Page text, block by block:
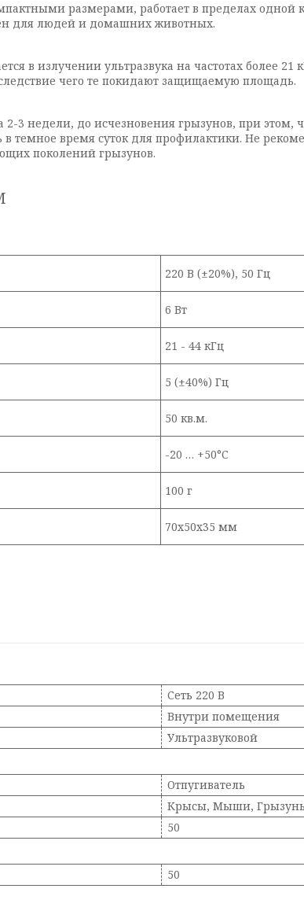
размерами, работает в пределах одной
для людей и домашних животных.
в излучении ультразвука на частотах более
чего те покидают защищаемую площадь.
3 недели, до исчезновения грызунов, при
темное время суток для профилактики. Не
поколений грызунов.
220 В (±20%), 50 Гц
6 Вт
21 - 44 кГц
5 (±40%) Гц
50 кв.м.
-20 … +50°С
100 г
70х50х35 мм
Сеть 220 В
Внутри помещения
Ультразвуковой
Отпугиватель
Крысы, Мыши,
50
50